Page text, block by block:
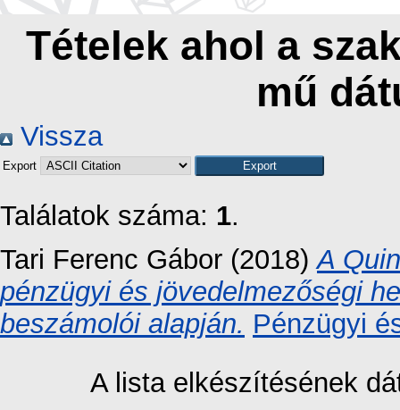
Tételek ahol a
mű
Vissza
Export
Találatok száma: 1.
Tari Ferenc Gábor (2018)A
pénzügyi és jövedelmezőségi
beszámolói alapján. Pénzügyi
A lista elkészítésének